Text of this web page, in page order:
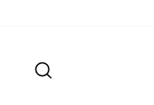
contenido